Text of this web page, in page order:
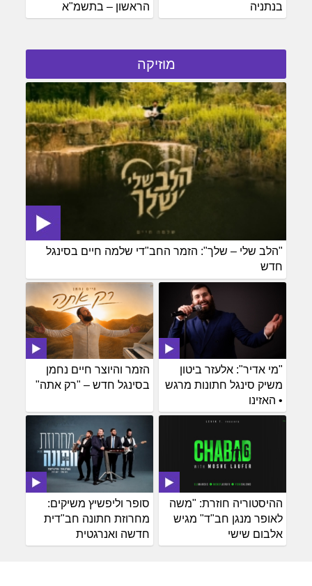
הראשון – בתשמ"א
בנתניה
מוזיקה
"הלב שלי – שלך": הזמר החב"די שלמה חיים בסינגל
חדש
הזמר והיוצר חיים נחמן
בסינגל חדש – "רק אתה"
"מי אדיר": אלעזר ביטון
משיק סינגל חתונות מרגש
• האזינו
סופר וליפשיץ משיקים:
מחרוזת חתונה חב"דית
חדשה ואנרגטית
ההיסטוריה חוזרת: "משה
לאופר מנגן חב"ד" מגיש
אלבום שישי